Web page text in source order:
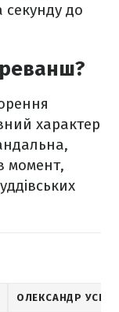
секунду до
характер
момент,
ОЛЕКСАНДР УСИК